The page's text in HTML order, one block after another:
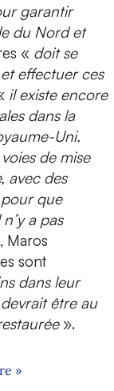
garantir
du Nord et
« doit se
effectuer ces
il existe encore
dans la
Uni.
de mise
avec des
que
a pas
Maros
sont
dans leur
être au
».
»